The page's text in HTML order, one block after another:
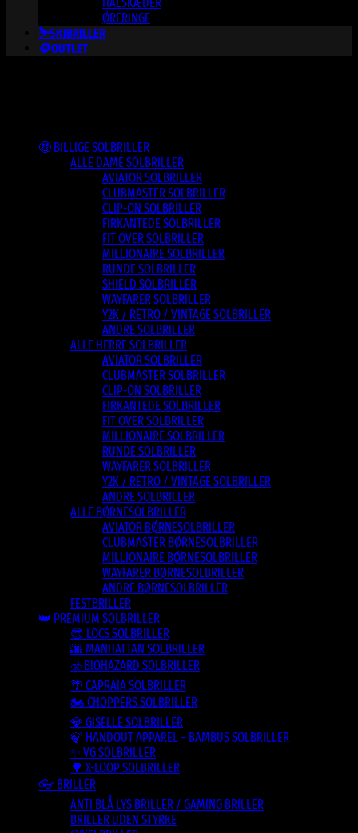
ØRERINGE
⛷️SKIBRILLER
🪙OUTLET
🤑 BILLIGE SOLBRILLER
ALLE DAME SOLBRILLER
AVIATOR SOLBRILLER
CLUBMASTER SOLBRILLER
CLIP-ON SOLBRILLER
FIRKANTEDE SOLBRILLER
FIT OVER SOLBRILLER
MILLIONAIRE SOLBRILLER
RUNDE SOLBRILLER
SHIELD SOLBRILLER
WAYFARER SOLBRILLER
Y2K / RETRO / VINTAGE SOLBRILLER
ANDRE SOLBRILLER
ALLE HERRE SOLBRILLER
AVIATOR SOLBRILLER
CLUBMASTER SOLBRILLER
CLIP-ON SOLBRILLER
FIRKANTEDE SOLBRILLER
FIT OVER SOLBRILLER
MILLIONAIRE SOLBRILLER
RUNDE SOLBRILLER
WAYFARER SOLBRILLER
Y2K / RETRO / VINTAGE SOLBRILLER
ANDRE SOLBRILLER
ALLE BØRNESOLBRILLER
AVIATOR BØRNESOLBRILLER
CLUBMASTER BØRNESOLBRILLER
MILLIONAIRE BØRNESOLBRILLER
WAYFARER BØRNESOLBRILLER
ANDRE BØRNESOLBRILLER
FESTBRILLER
👑 PREMIUM SOLBRILLER
😎 LOCS SOLBRILLER
🌆 MANHATTAN SOLBRILLER
☣️ BIOHAZARD SOLBRILLER
🌴 CAPRAIA SOLBRILLER
🏍️ CHOPPERS SOLBRILLER
💎 GISELLE SOLBRILLER
🍃 HANDOUT APPAREL – BAMBUS SOLBRILLER
✨ VG SOLBRILLER
🌳 X-LOOP SOLBRILLER
👓 BRILLER
ANTI BLÅ LYS BRILLER / GAMING BRILLER
BRILLER UDEN STYRKE